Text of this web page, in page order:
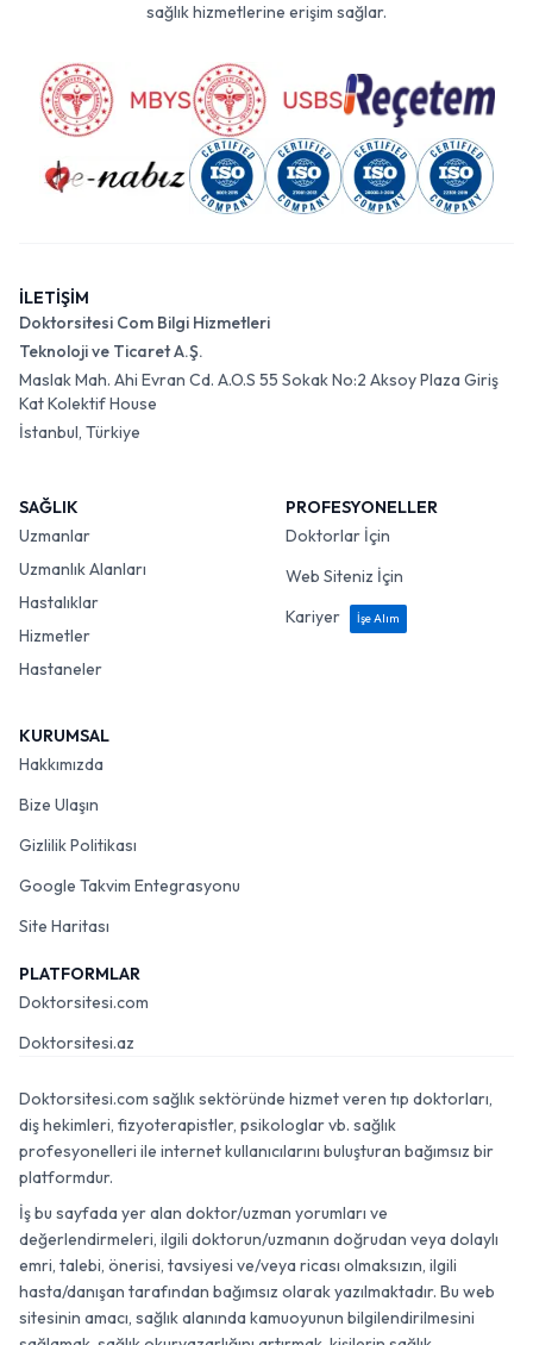
sağlık hizmetlerine erişim sağlar.
İLETİŞİM
Doktorsitesi Com Bilgi Hizmetleri
Teknoloji ve Ticaret A.Ş.
Maslak Mah. Ahi Evran Cd. A.O.S 55 Sokak No:2 Aksoy Plaza Giriş
Kat Kolektif House
İstanbul, Türkiye
SAĞLIK
Uzmanlar
Uzmanlık Alanları
Hastalıklar
Hizmetler
Hastaneler
PROFESYONELLER
Doktorlar İçin
Web Siteniz İçin
Kariyer
İşe Alım
KURUMSAL
Hakkımızda
Bize Ulaşın
Gizlilik Politikası
Google Takvim Entegrasyonu
Site Haritası
PLATFORMLAR
Doktorsitesi.com
Doktorsitesi.az
Doktorsitesi.com sağlık sektöründe hizmet veren tıp doktorları,
diş hekimleri, fizyoterapistler, psikologlar vb. sağlık
profesyonelleri ile internet kullanıcılarını buluşturan bağımsız bir
platformdur.
İş bu sayfada yer alan doktor/uzman yorumları ve
değerlendirmeleri, ilgili doktorun/uzmanın doğrudan veya dolaylı
emri, talebi, önerisi, tavsiyesi ve/veya ricası olmaksızın, ilgili
hasta/danışan tarafından bağımsız olarak yazılmaktadır. Bu web
sitesinin amacı, sağlık alanında kamuoyunun bilgilendirilmesini